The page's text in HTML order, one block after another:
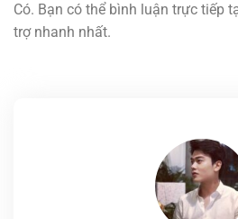
Có. Bạn có thể bình luận trực tiếp
trợ nhanh nhất.